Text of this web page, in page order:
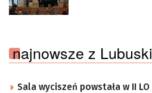
najnowsze z
Sala wyciszeń powstała w II